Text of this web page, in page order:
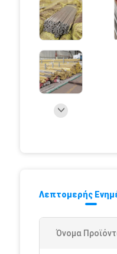
Λεπτομερής
Όνομα